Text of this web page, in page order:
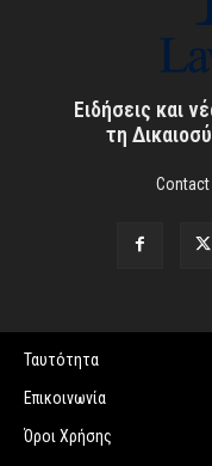
Ειδήσεις και
τη
Contact
Ταυτότητα
Επικοινωνία
Όροι Χρήσης